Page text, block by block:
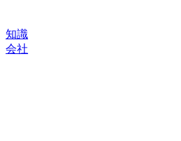
知識
会社